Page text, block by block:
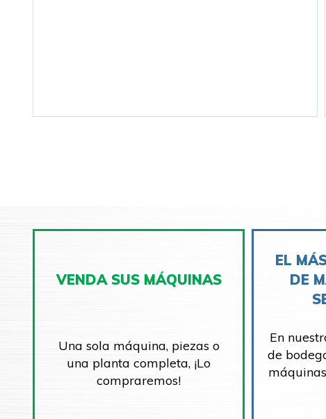
VENDA SUS MÁQUINAS
Una sola máquina, piezas o
una planta completa, ¡Lo
compraremos!
EL
DE
En
de